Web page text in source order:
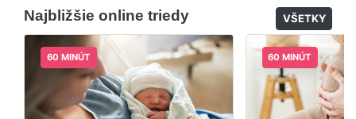
dispozícií.
Najbližšie online triedy VŠETKY
60 MINÚT 60 MINÚT